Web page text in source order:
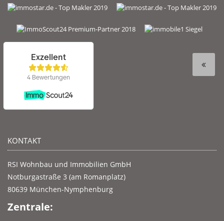
KONTAKT
RSI Wohnbau und Immobilien GmbH
Notburgastraße 3 (am Romanplatz)
80639 München-Nymphenburg
Zentrale: